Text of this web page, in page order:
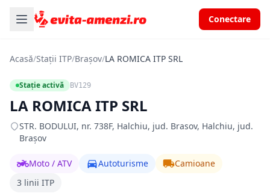
Conectare
Acasă/Stații ITP/Brașov/LA ROMICA ITP SRL
Stație activă BV129
LA ROMICA ITP SRL
STR. BODULUI, nr. 738F, Halchiu, jud. Brasov, Halchiu, jud.
Brașov
Moto / ATV Autoturisme
Camioane
3 linii ITP